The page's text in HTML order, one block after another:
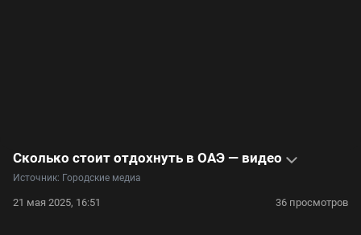
Сколько стоит отдохнуть в ОАЭ — видео
Источник: Городские медиа
21 мая 2025, 16:51 36 просмотров